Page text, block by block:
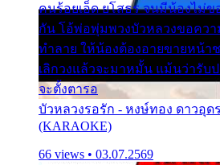
คนร้อยเอ็ด ยโสธร จนมีน้องไม่ข
กัน โอ้พ่อพุ่มพวงบัวหลวงขอควา
ทำลาย ให้น้องต้องอายขายหน้
เลิกวงแล้วจะมาหมั้น แม้นว่ารับ
จะตั้งตารอ
บัวหลวงรอรัก - หงษ์ทอง ดาวอุด
(KARAOKE)
66 views • 03.07.2569